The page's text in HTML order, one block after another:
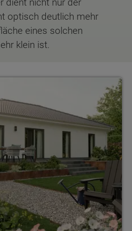
dient nicht nur der
optisch deutlich mehr
eines solchen
klein ist.